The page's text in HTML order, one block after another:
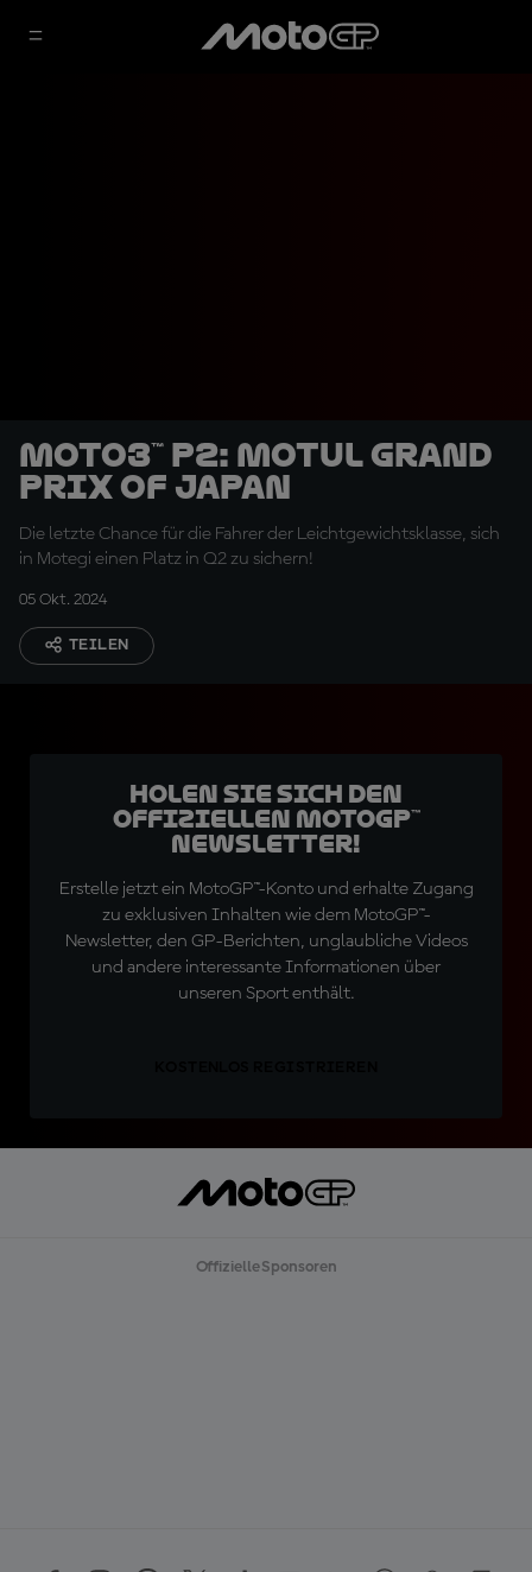
Moto3™ P2: Motul Grand
Prix of Japan
Die letzte Chance für die Fahrer der Leichtgewichtsklasse, sich
in Motegi einen Platz in Q2 zu sichern!
05 Okt. 2024
TEILEN
Holen Sie sich den
offiziellen MotoGP™
Newsletter!
Erstelle jetzt ein MotoGP™-Konto und erhalte Zugang
zu exklusiven Inhalten wie dem MotoGP™-
Newsletter, den GP-Berichten, unglaubliche Videos
und andere interessante Informationen über
unseren Sport enthält.
Offizielle Sponsoren